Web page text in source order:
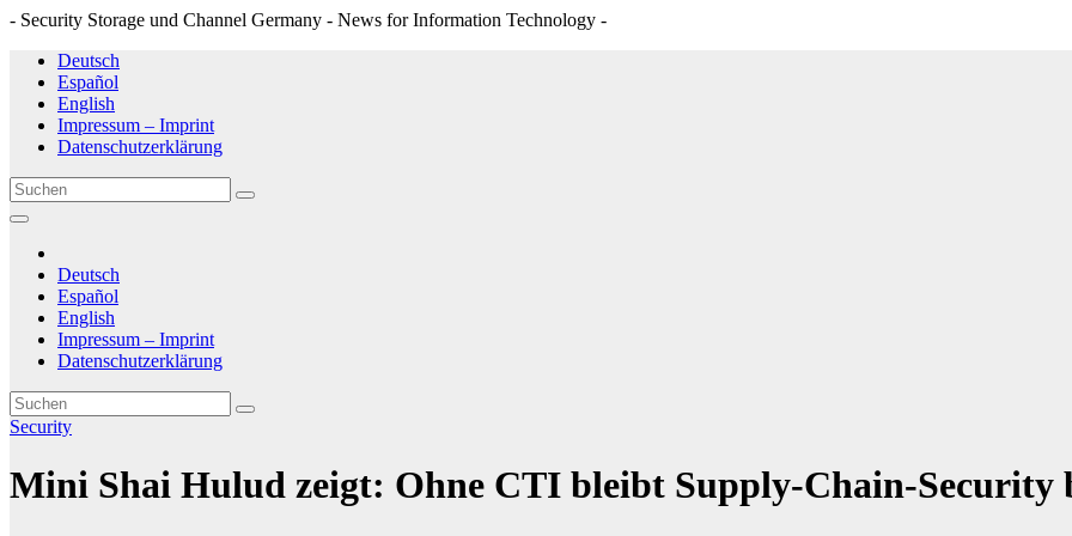
- Security Storage und Channel Germany - News for Information Technology -
Zum
Inhalt
springen
Deutsch
Español
English
Impressum – Imprint
Datenschutzerklärung
Deutsch
Español
English
Impressum – Imprint
Datenschutzerklärung
Security
Mini Shai Hulud zeigt: Ohne CTI bleibt Supply-Chain-Security